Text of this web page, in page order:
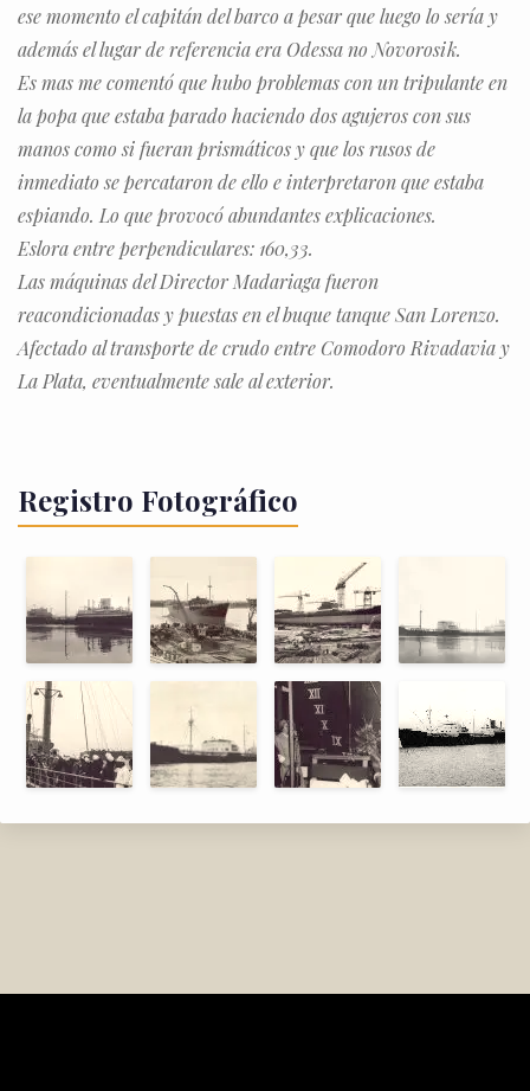
ese momento el capitán del barco a pesar que luego lo sería y
además el lugar de referencia era Odessa no Novorosik.
Es mas me comentó que hubo problemas con un tripulante en
la popa que estaba parado haciendo dos agujeros con sus
manos como si fueran prismáticos y que los rusos de
inmediato se percataron de ello e interpretaron que estaba
espiando. Lo que provocó abundantes explicaciones.
Eslora entre perpendiculares: 160,33.
Las máquinas del Director Madariaga fueron
reacondicionadas y puestas en el buque tanque San Lorenzo.
Afectado al transporte de crudo entre Comodoro Rivadavia y
La Plata, eventualmente sale al exterior.
Registro Fotográfico